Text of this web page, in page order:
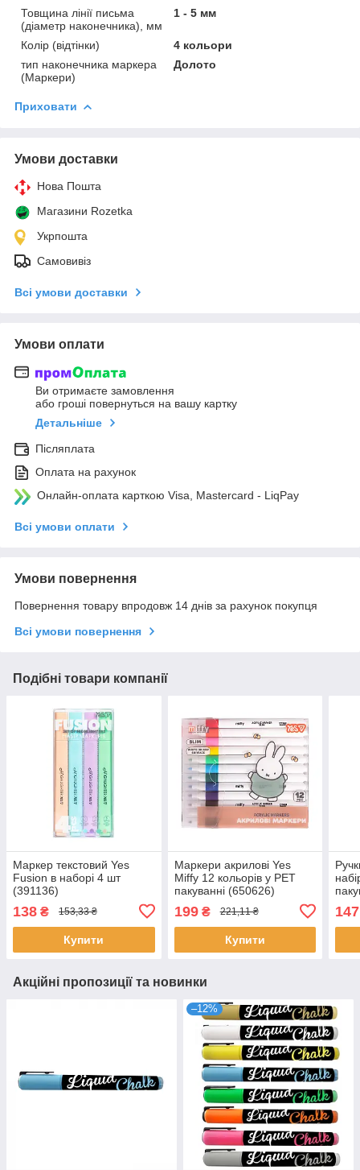
Товщина лінії письма
(діаметр наконечника), мм
1 - 5 мм
Колір (відтінки)
4 кольори
тип наконечника маркера
(Маркери)
Долото
Приховати
Умови доставки
Нова Пошта
Магазини Rozetka
Укрпошта
Самовивіз
Всі умови доставки
Умови оплати
Ви отримаєте замовлення
або гроші повернуться на вашу картку
Детальніше
Післяплата
Оплата на рахунок
Онлайн-оплата карткою Visa, Mastercard - LiqPay
Всі умови оплати
Умови повернення
Повернення товару впродовж 14 днів за рахунок покупця
Всі умови повернення
Подібні товари компанії
Маркер текстовий Yes
Fusion в наборі 4 шт
(391136)
138 ₴ 153,33 ₴
Купити
Маркери акрилові Yes
Miffy 12 кольорів у PET
пакуванні (650626)
199₴ 221,11 ₴
Купити
147
Акційні пропозиції та новинки
–12%